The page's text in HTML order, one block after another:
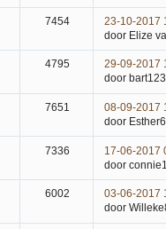
7454
23-10-2017
door Elize
4795
29-09-2017
door
7651
08-09-2017
door
7336
17-06-2017
door
6002
03-06-2017
door